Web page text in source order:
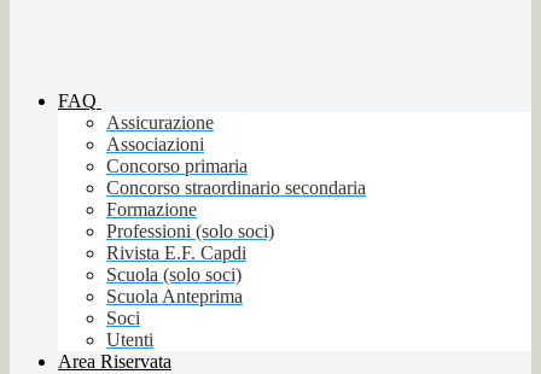
FAQ
Assicurazione
Associazioni
Concorso primaria
Concorso straordinario secondaria
Formazione
Professioni (solo soci)
Rivista E.F. Capdi
Scuola (solo soci)
Scuola Anteprima
Soci
Utenti
Area Riservata